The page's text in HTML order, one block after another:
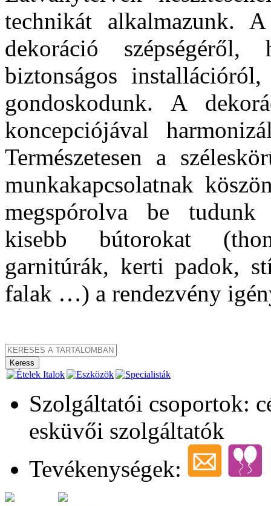
technikát alkalmazunk.
dekoráció
biztonságos
gondoskodunk. A
koncepciójával
Természetesen a
munkakapcsolatnak
megspórolva be tudunk
kisebb bútorokat
garnitúrák, kerti padok,
falak …) a rendezvény
Szolgáltatói csoportok:
esküvői szolgáltatók
Tevékenységek: